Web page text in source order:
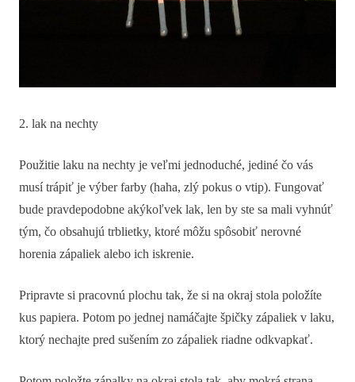
2. lak na nechty
Použitie laku na nechty je veľmi jednoduché, jediné čo vás
musí trápiť je výber farby (haha, zlý pokus o vtip). Fungovať
bude pravdepodobne akýkoľvek lak, len by ste sa mali vyhnúť
tým, čo obsahujú trblietky, ktoré môžu spôsobiť nerovné
horenia zápaliek alebo ich iskrenie.
Pripravte si pracovnú plochu tak, že si na okraj stola položíte
kus papiera. Potom po jednej namáčajte špičky zápaliek v laku,
ktorý nechajte pred sušením zo zápaliek riadne odkvapkať.